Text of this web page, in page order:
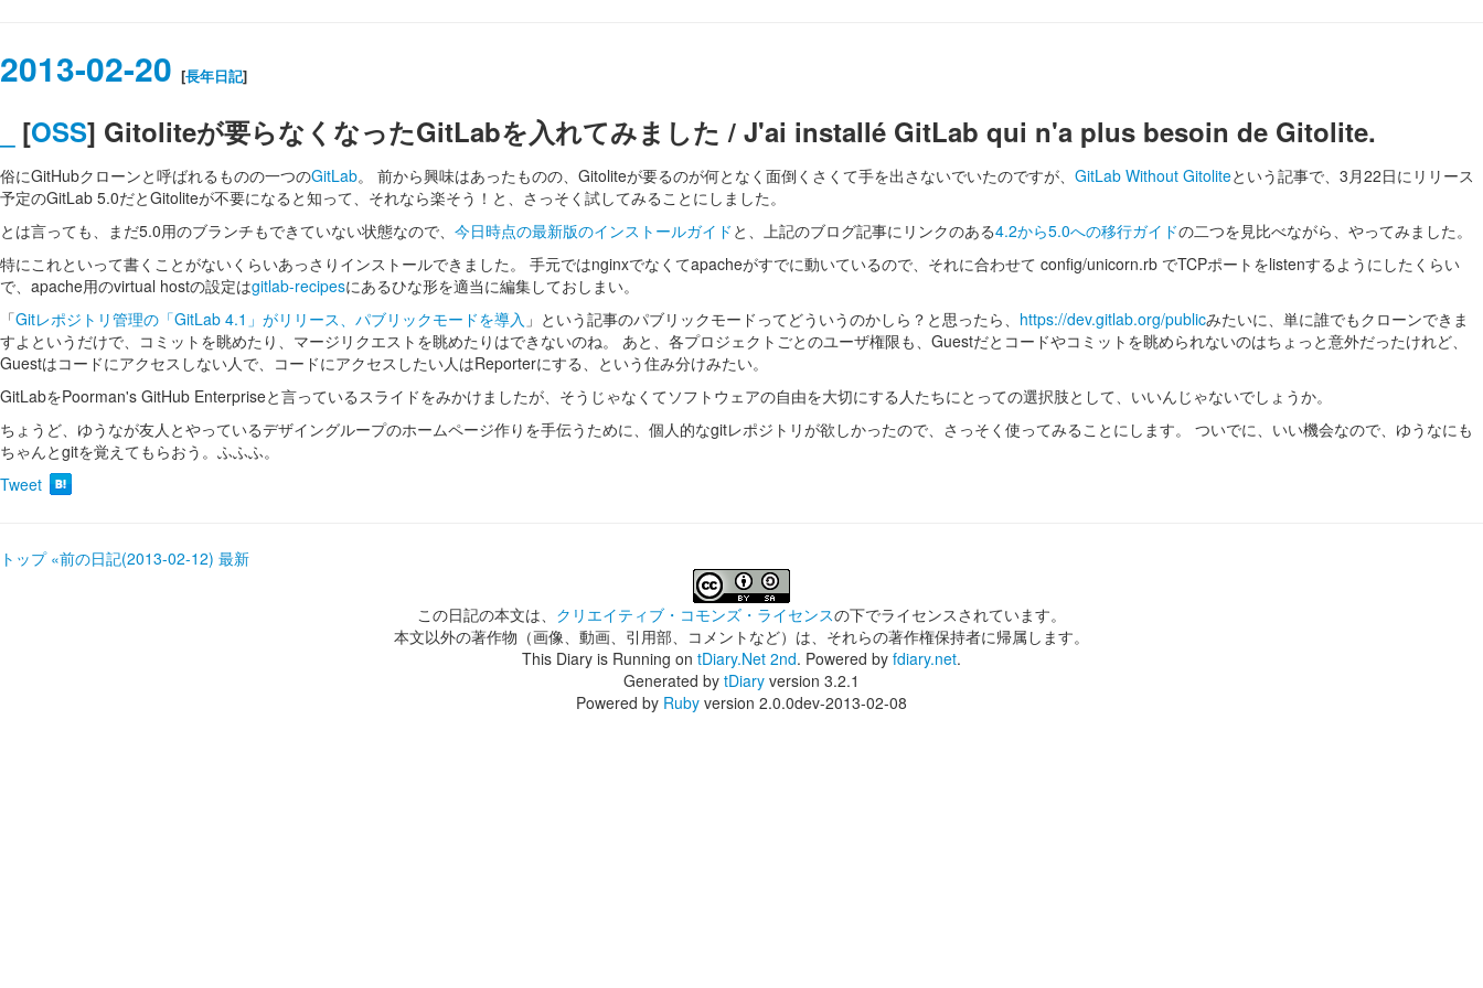
2013-02-20 [長年日記]
[OSS] Gitoliteが要らなくなったGitLabを入れてみました / J'ai installé GitLab qui n'a plus besoin de Gitolite.
俗にGitHubクローンと呼ばれるものの一つのGitLab。 前から興味はあったものの、Gitoliteが要るのが何となく面倒くさくて手を出さないでいたのですが、 GitLab Without Gitoliteという記事で、3月22日にリリース
予定のGitLab 5.0だとGitoliteが不要になると知って、それなら楽そう！と、さっそく試してみることにしました。
とは言っても、まだ5.0用のブランチもできていない状態なので、 今日時点の最新版のインストールガイド と、上記のブログ記事にリンクのある4.2から5.0への移行ガイドの二つを見比べながら、やってみました。
特にこれといって書くことがないくらいあっさりインストールできました。 手元ではnginxでなくてapacheがすでに動いているので、それに合わせて config/unicorn.rb でTCPポートをlistenするようにしたくらい
で、apache用のvirtual hostの設定はgitlab-recipesにあるひな形を適当に編集しておしまい。
「Gitレポジトリ管理の「GitLab 4.1」がリリース、パブリックモードを導入 」という記事のパブリックモードってどういうのかしら？と思ったら、 https://dev.gitlab.org/publicみたいに、単に誰でもクローンできま
すよというだけで、コミットを眺めたり、マージリクエストを眺めたりはできないのね。 あと、各プロジェクトごとのユーザ権限も、Guestだとコードやコミットを眺められないのはちょっと意外だったけれど、
Guestはコードにアクセスしない人で、コードにアクセスしたい人はReporterにする、という住み分けみたい。
GitLabをPoorman's GitHub Enterpriseと言っているスライドをみかけましたが、そうじゃなくてソフトウェアの自由を大切にする人たちにとっての選択肢として、いいんじゃないでしょうか。
ちょうど、ゆうなが友人とやっているデザイングループのホームページ作りを手伝うために、個人的なgitレポジトリが欲しかったので、さっそく使ってみることにします。 ついでに、いい機会なので、ゆうなにも
ちゃんとgitを覚えてもらおう。ふふふ。
Tweet
トップ «前の日記(2013-02-12) 最新
この日記の本文は、 クリエイティブ・コモンズ・ライセンスの下でライセンスされています。
本文以外の著作物（画像、動画、引用部、コメントなど）は、それらの著作権保持者に帰属します。
This Diary is Running on tDiary.Net 2nd. Powered by fdiary.net.
Generated by tDiary version 3.2.1
Powered by Ruby version 2.0.0dev-2013-02-08